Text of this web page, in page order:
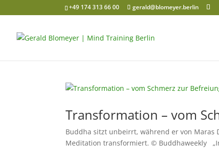
+49 174 313 66 00 gerald@blomeyer.berlin
Transformation – vom
Buddha sitzt unbeirrt, während er von Maras
Meditation transformiert. © Buddhaweekly